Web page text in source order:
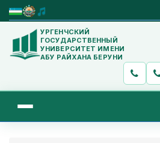
УРГЕНЧСКИЙ
ГОСУДАРСТВЕННЫЙ
УНИВЕРСИТЕТ ИМЕНИ
АБУ РАЙХАНА БЕРУНИ